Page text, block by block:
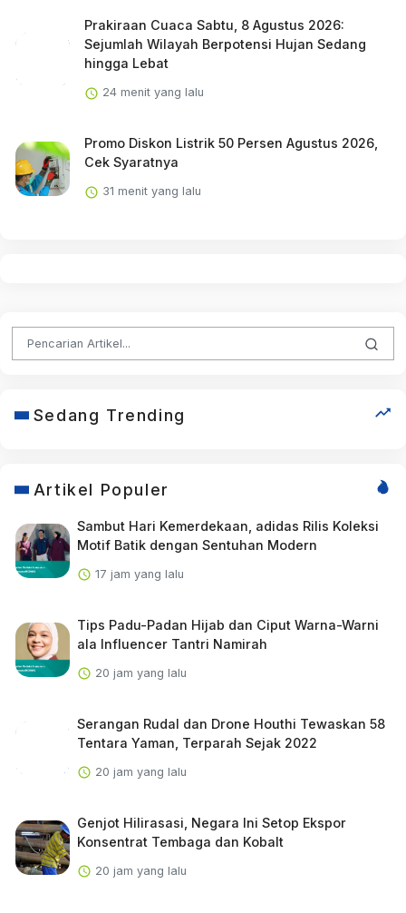
Prakiraan Cuaca Sabtu, 8 Agustus 2026:
Sejumlah Wilayah Berpotensi Hujan Sedang
hingga Lebat
24 menit yang lalu
Promo Diskon Listrik 50 Persen Agustus 2026,
Cek Syaratnya
31 menit yang lalu
Sedang Trending
Artikel Populer
Sambut Hari Kemerdekaan, adidas Rilis Koleksi
Motif Batik dengan Sentuhan Modern
17 jam yang lalu
Tips Padu-Padan Hijab dan Ciput Warna-Warni
ala Influencer Tantri Namirah
20 jam yang lalu
Serangan Rudal dan Drone Houthi Tewaskan 58
Tentara Yaman, Terparah Sejak 2022
20 jam yang lalu
Genjot Hilirasasi, Negara Ini Setop Ekspor
Konsentrat Tembaga dan Kobalt
20 jam yang lalu